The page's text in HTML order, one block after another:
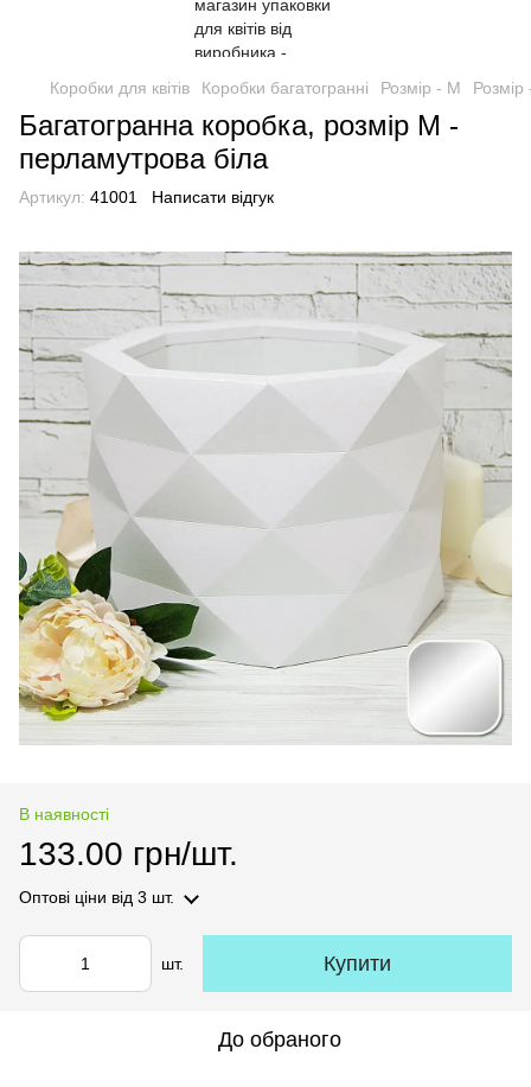
Коробки для квітів Коробки багатогранні Розмір - М
Багатогранна коробка, розмір M -
перламутрова біла
Артикул: 41001 Написати відгук
В наявності
133.00 грн/шт.
Оптові ціни від 3 шт.
шт. Купити
До обраного